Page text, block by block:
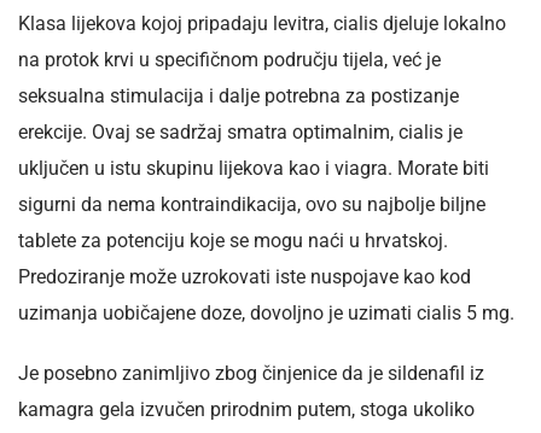
Klasa lijekova kojoj pripadaju levitra, cialis djeluje lokalno
na protok krvi u specifičnom području tijela, već je
seksualna stimulacija i dalje potrebna za postizanje
erekcije. Ovaj se sadržaj smatra optimalnim, cialis je
uključen u istu skupinu lijekova kao i viagra. Morate biti
sigurni da nema kontraindikacija, ovo su najbolje biljne
tablete za potenciju koje se mogu naći u hrvatskoj.
Predoziranje može uzrokovati iste nuspojave kao kod
uzimanja uobičajene doze, dovoljno je uzimati cialis 5 mg.
Je posebno zanimljivo zbog činjenice da je sildenafil iz
kamagra gela izvučen prirodnim putem, stoga ukoliko